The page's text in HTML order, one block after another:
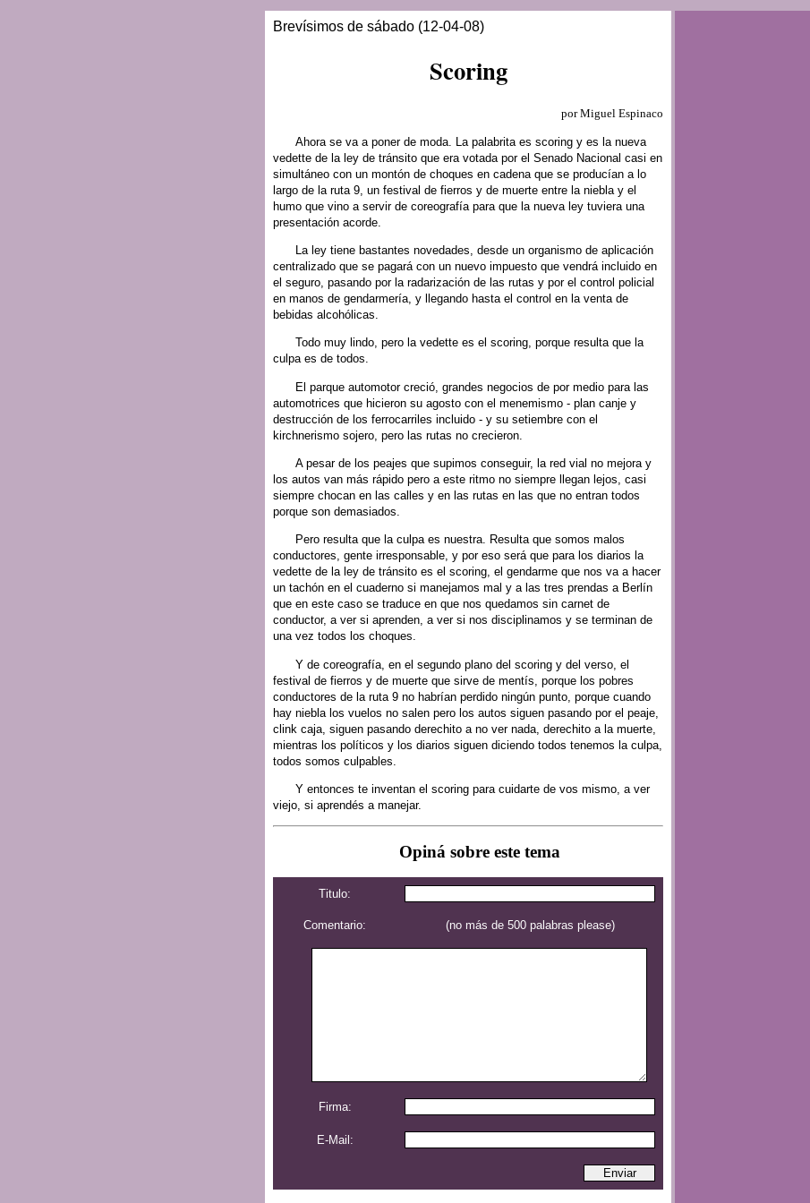
Brevísimos de sábado (12-04-08)
Scoring
por Miguel Espinaco
Ahora se va a poner de moda. La palabrita es scoring y es la nueva
vedette de la ley de tránsito que era votada por el Senado Nacional casi en
simultáneo con un montón de choques en cadena que se producían a lo
largo de la ruta 9, un festival de fierros y de muerte entre la niebla y el
humo que vino a servir de coreografía para que la nueva ley tuviera una
presentación acorde.
La ley tiene bastantes novedades, desde un organismo de aplicación
centralizado que se pagará con un nuevo impuesto que vendrá incluido en
el seguro, pasando por la radarización de las rutas y por el control policial
en manos de gendarmería, y llegando hasta el control en la venta de
bebidas alcohólicas.
Todo muy lindo, pero la vedette es el scoring, porque resulta que la
culpa es de todos.
El parque automotor creció, grandes negocios de por medio para las
automotrices que hicieron su agosto con el menemismo - plan canje y
destrucción de los ferrocarriles incluido - y su setiembre con el
kirchnerismo sojero, pero las rutas no crecieron.
A pesar de los peajes que supimos conseguir, la red vial no mejora y
los autos van más rápido pero a este ritmo no siempre llegan lejos, casi
siempre chocan en las calles y en las rutas en las que no entran todos
porque son demasiados.
Pero resulta que la culpa es nuestra. Resulta que somos malos
conductores, gente irresponsable, y por eso será que para los diarios la
vedette de la ley de tránsito es el scoring, el gendarme que nos va a hacer
un tachón en el cuaderno si manejamos mal y a las tres prendas a Berlín
que en este caso se traduce en que nos quedamos sin carnet de
conductor, a ver si aprenden, a ver si nos disciplinamos y se terminan de
una vez todos los choques.
Y de coreografía, en el segundo plano del scoring y del verso, el
festival de fierros y de muerte que sirve de mentís, porque los pobres
conductores de la ruta 9 no habrían perdido ningún punto, porque cuando
hay niebla los vuelos no salen pero los autos siguen pasando por el peaje,
clink caja, siguen pasando derechito a no ver nada, derechito a la muerte,
mientras los políticos y los diarios siguen diciendo todos tenemos la culpa,
todos somos culpables.
Y entonces te inventan el scoring para cuidarte de vos mismo, a ver
viejo, si aprendés a manejar.
Opiná sobre este tema
Titulo:
Comentario: (no más de 500 palabras please)
Firma:
E-Mail: